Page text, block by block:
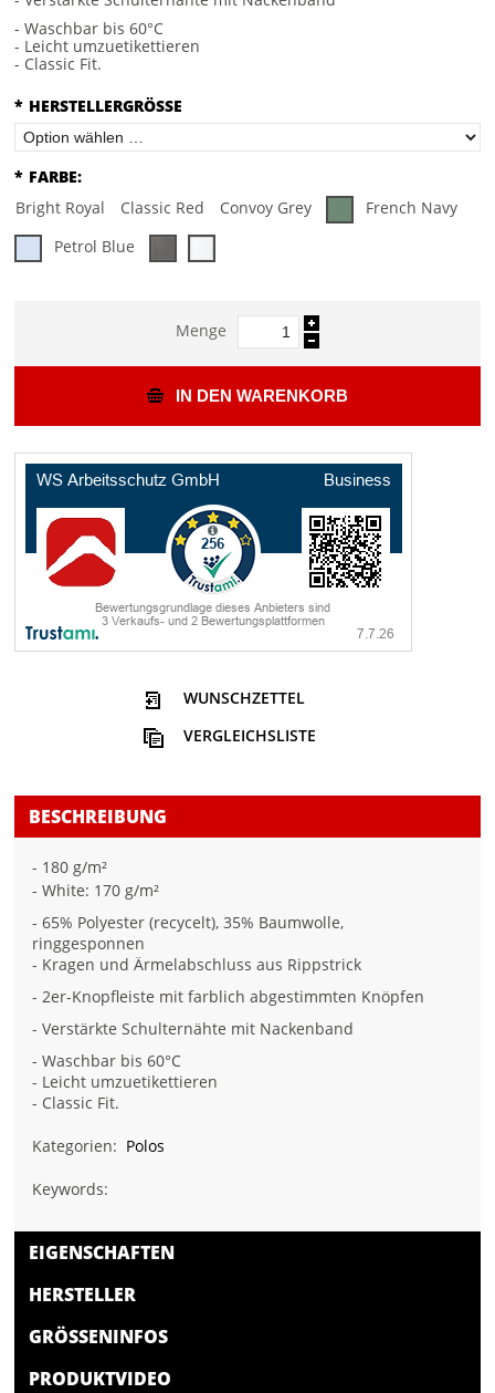
- Waschbar bis 60°C
- Leicht umzuetikettieren
- Classic Fit.
* HERSTELLERGRÖSSE
* FARBE:
Bright Royal
Classic Red Convoy Grey
French Navy
Petrol Blue
Menge
IN DEN WARENKORB
WUNSCHZETTEL
VERGLEICHSLISTE
BESCHREIBUNG
- 180 g/m²
- White: 170 g/m²
- 65% Polyester (recycelt), 35% Baumwolle,
ringgesponnen
- Kragen und Ärmelabschluss aus Rippstrick
- 2er-Knopfleiste mit farblich abgestimmten Knöpfen
- Verstärkte Schulternähte mit Nackenband
- Waschbar bis 60°C
- Leicht umzuetikettieren
- Classic Fit.
Kategorien: Polos
Keywords:
EIGENSCHAFTEN
HERSTELLER
GRÖSSENINFOS
PRODUKTVIDEO